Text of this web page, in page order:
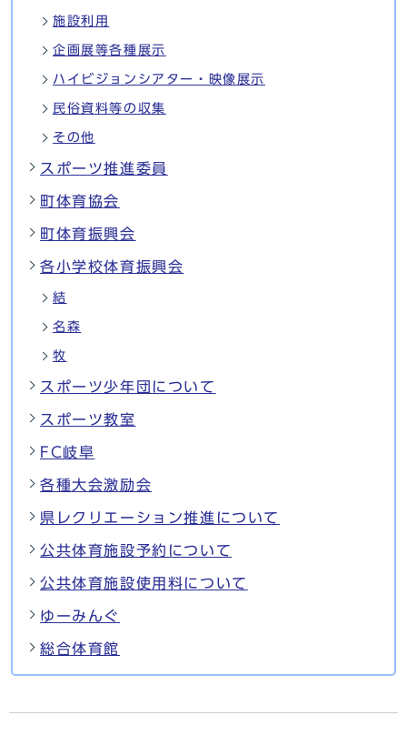
施設利用
企画展等各種展示
ハイビジョンシアター・映像展示
民俗資料等の収集
その他
スポーツ推進委員
町体育協会
町体育振興会
各小学校体育振興会
結
名森
牧
スポーツ少年団について
スポーツ教室
FC岐阜
各種大会激励会
県レクリエーション推進について
公共体育施設予約について
公共体育施設使用料について
ゆーみんぐ
総合体育館